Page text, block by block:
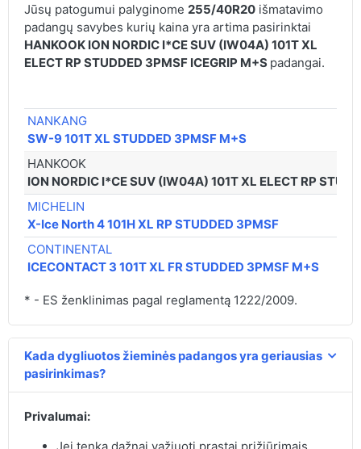
Jūsų patogumui palyginome 255/40R20išmatavimo
padangų savybes kurių kaina yra artima pasirinktai
HANKOOK ION NORDIC I*CE SUV (IW04A) 101T XL
ELECT RP STUDDED 3PMSF ICEGRIP M+S padangai.
NANKANG
SW-9 101T XL STUDDED 3PMSF M+S
HANKOOK
ION NORDIC I*CE SUV (IW04A) 101T XL ELECT RP
MICHELIN
X-Ice North 4 101H XL RP STUDDED 3PMSF
CONTINENTAL
ICECONTACT 3 101T XL FR STUDDED 3PMSF M+S
* - ES ženklinimas pagal reglamentą 1222/2009.
Kada dygliuotos žieminės padangos yra geriausias
pasirinkimas?
Privalumai: